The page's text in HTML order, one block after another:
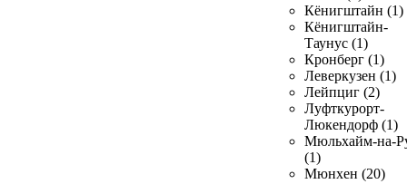
Кёнигштайн (1)
Кёнигштайн-
Таунус (1)
Кронберг (1)
Леверкузен (1)
Лейпциг (2)
Луфткурорт-
Люкендорф (1)
Мюльхайм-на-
(1)
Мюнхен (20)